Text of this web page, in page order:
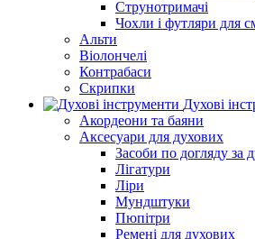
Струнотримачі
Чохли і футляри для
Альти
Віолончелі
Контрабаси
Скрипки
Духові
Акордеони та баяни
Аксесуари для духових
Засоби по догляду за
Лігатури
Ліри
Мундштуки
Пюпітри
Ремені для духових